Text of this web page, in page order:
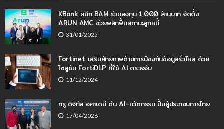
KBank ผนึก BAM ร่วมลงทุน 1,000 ล้านบาท จัดตั้ง
ARUN AMC ช่วยพลิกฟื้นสถานะลูกหนี้
31/01/2025
Fortinet เสริมศักยภาพด้านการป้องกันข้อมูลรั่วไหล ด้วย
โซลูชัน FortiDLP ที่ใช้ AI ตรวจจับ
11/12/2024
ทรู ดิจิทัล อคาเดมี ดัน AI–นวัตกรรม ปั้นผู้ประกอบการไทย
17/04/2026